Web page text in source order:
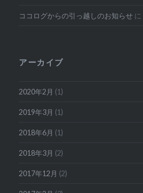
ココログからの引っ越しのお知らせ に
アーカイブ
2020年2月 (1)
2019年3月 (1)
2018年6月 (1)
2018年3月 (2)
2017年12月 (2)